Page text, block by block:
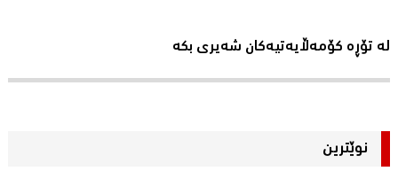
لە تۆڕە کۆمەڵایەتیەکان شەیری بکە
نوێترین